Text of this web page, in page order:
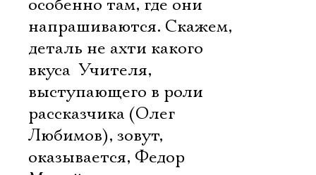
особенно там, где они
напрашиваются. Скажем,
деталь не ахти какого
вкуса  Учителя,
выступающего в роли
рассказчика (Олег
Любимов), зовут,
оказывается, Федор